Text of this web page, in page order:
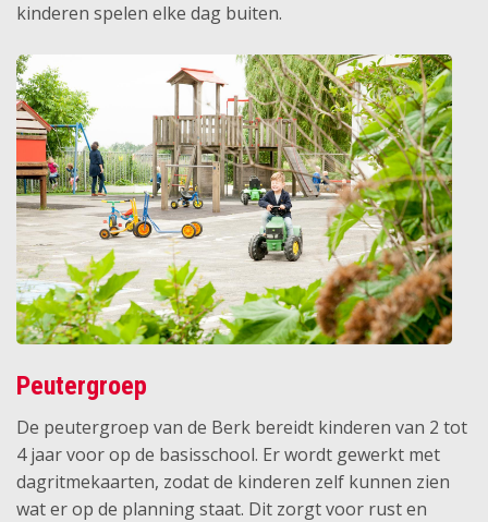
kinderen spelen elke dag buiten.
Peutergroep
De peutergroep van de Berk bereidt kinderen van 2 tot
4 jaar voor op de basisschool. Er wordt gewerkt met
dagritmekaarten, zodat de kinderen zelf kunnen zien
wat er op de planning staat. Dit zorgt voor rust en